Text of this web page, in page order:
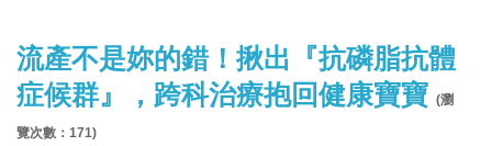
流產不是妳的錯！揪出『抗磷脂抗體
症候群』，跨科治療抱回健康寶寶 (瀏
覽次數：171)